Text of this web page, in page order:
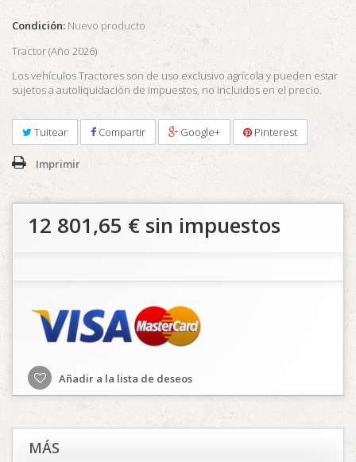
Condición: Nuevo producto
Tractor (Año 2026)
Los vehículos Tractores son de uso exclusivo agrícola y pueden estar
sujetos a autoliquidación de impuestos, no incluidos en el precio.
Tuitear Compartir Google+ Pinterest
Imprimir
12 801,65 € sin impuestos
Añadir a la lista de deseos
MÁS